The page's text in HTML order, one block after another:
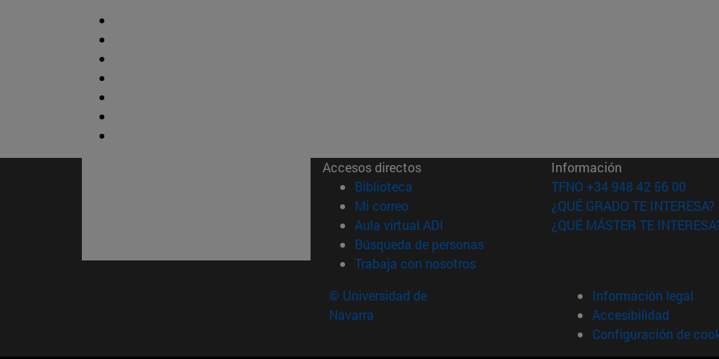
Accesos directos
Biblioteca (abre en nueva ventana)
Mi correo(abre en nueva ventana)
Aula virtual ADI (abre en nueva ventana)
Búsqueda de personas(abre en nueva ventana)
Trabaja con nosotros(abre en nueva ventana)
Información
TFNO +34 948 42 56 00
¿QUÉ GRADO TE INTERESA?
¿QUÉ MÁSTER TE
© Universidad de
Navarra
Información legal
Accesibilidad
Configuración de